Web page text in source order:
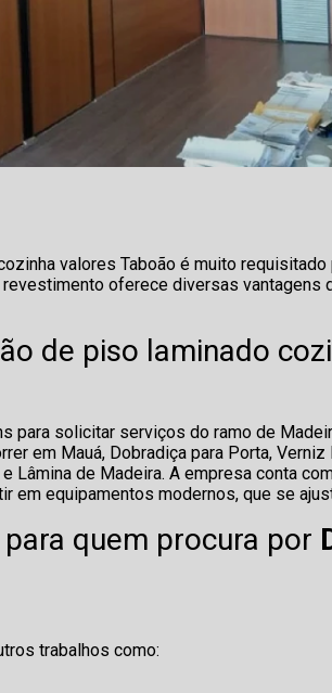
valores Taboão é muito
oferece diversas vantagens
de piso laminado
para solicitar serviços do ramo de
em Mauá, Dobradiça para Porta,
Lâmina de Madeira. A empresa conta
em equipamentos modernos, que se
quem procura por
trabalhos como: